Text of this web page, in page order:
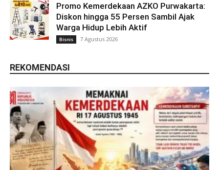
Promo Kemerdekaan AZKO Purwakarta:
Diskon hingga 55 Persen Sambil Ajak
Warga Hidup Lebih Aktif
Bisnis 7 Agustus 2026
REKOMENDASI